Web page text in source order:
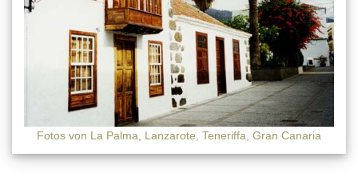
Fotos von La Palma, Lanzarote, Teneriffa, Gran Canaria